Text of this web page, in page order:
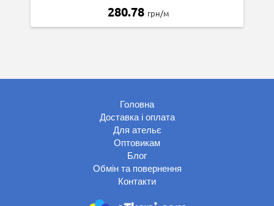
280.78 грн/м
Головна
Доставка і оплата
Для ательє
Оптовикам
Блог
Обмін та повернення
Контакти